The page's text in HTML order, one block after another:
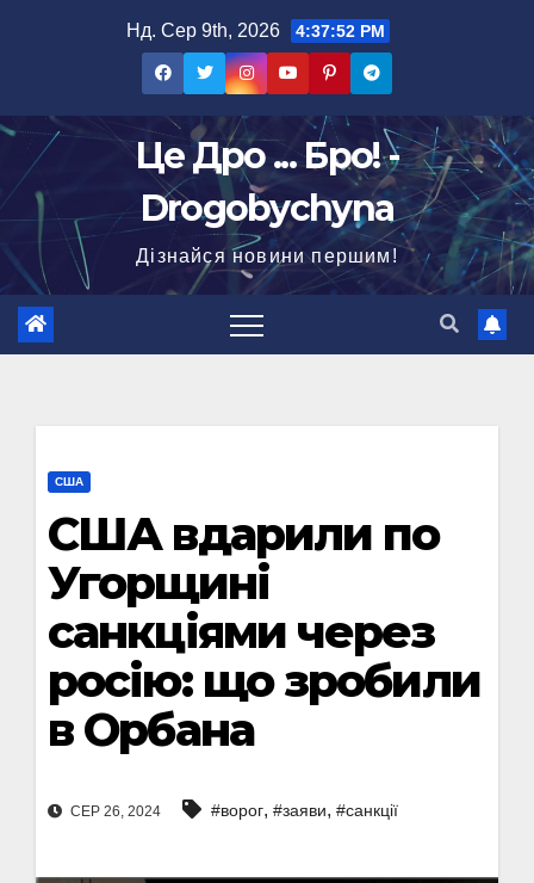
Нд. Сер 9th, 2026 4:37:53 PM
Це Дро ... Бро! -
Drogobychyna
Дізнайся новини першим!
США
США вдарили по
Угорщині
санкціями через
росію: що зробили
в Орбана
СЕР 26, 2024 #ворог, #заяви, #санкції